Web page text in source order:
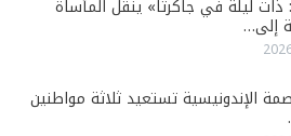
ليلة في جاكرتا» ينقل المأساة
إلى…
الإندونيسية تستعيد ثلاثة مواطنين